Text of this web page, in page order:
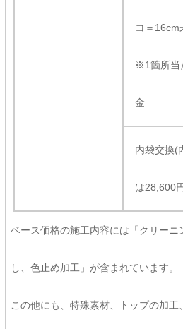
コ＝16cm
※1箇所当
金
内袋交換(
は28,600
ベース価格の施工内容には「クリーニ
し、色止め加工」が含まれています。
この他にも、特殊素材、トップの加